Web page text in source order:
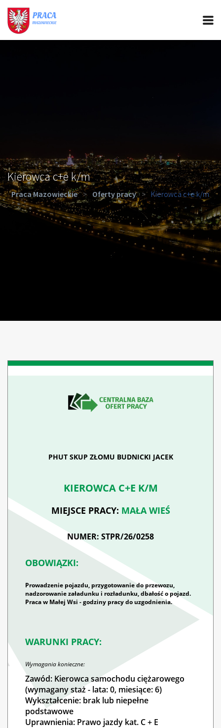
Kierowca c+e k/m
Praca Mazowieckie > Oferty pracy > Kierowca c+e k/m
PHUT SKUP ZŁOMU BUDNICKI JACEK
KIEROWCA C+E K/M
MIEJSCE PRACY: MAŁA WIEŚ
NUMER: STPR/26/0258
OBOWIĄZKI:
Prowadzenie pojazdu, przygotowanie do przewozu,
nadzorowanie załadunku i rozładunku, dbałość o pojazd.
Praca w Małej Wsi - godziny pracy do uzgodnienia.
WARUNKI PRACY:
Wymagania konieczne:
Zawód: Kierowca samochodu ciężarowego
(wymagany staż - lata: 0, miesiące: 6)
Wykształcenie: brak lub niepełne
podstawowe
Uprawnienia: Prawo jazdy kat. C + E